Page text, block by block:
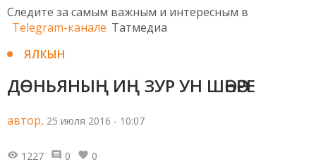
Следите за самым важным и интересным в
Telegram-канале Татмедиа
ЯЛКЫН
ДӨНЬЯНЫҢ ИҢ ЗУР УН ШӘҺӘРЕ
автор, 25 июля 2016 - 10:07
1227 0 0